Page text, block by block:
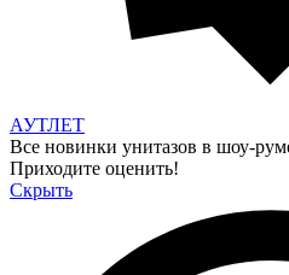
АУТЛЕТ
Все новинки унитазов в шоу-
Приходите оценить!
Скрыть